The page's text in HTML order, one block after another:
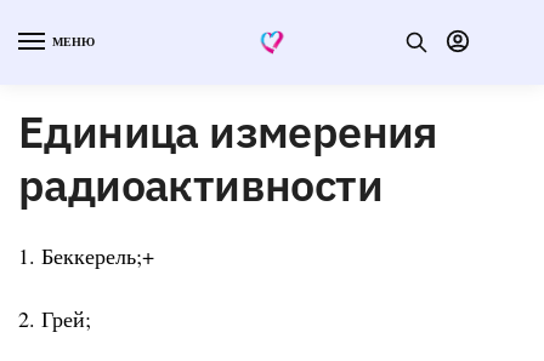
МЕНЮ
Единица измерения
радиоактивности
1. Беккерель;+
2. Грей;